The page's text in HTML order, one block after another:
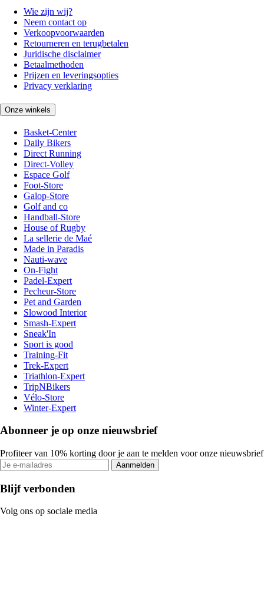
Wie zijn wij?
Neem contact op
Verkoopvoorwaarden
Retourneren en terugbetalen
Juridische disclaimer
Betaalmethoden
Prijzen en leveringsopties
Privacy verklaring
Onze winkels
Basket-Center
Daily Bikers
Direct Running
Direct-Volley
Espace Golf
Foot-Store
Galop-Store
Golf and co
Handball-Store
House of Rugby
La sellerie de Maé
Made in Paradis
Nauti-wave
On-Fight
Padel-Expert
Pecheur-Store
Pet and Garden
Slowood Interior
Smash-Expert
Sneak'In
Sport is good
Training-Fit
Trek-Expert
Triathlon-Expert
TripNBikers
Vélo-Store
Winter-Expert
Abonneer je op onze nieuwsbrief
Profiteer van 10% korting door je aan te melden voor onze nieuwsbrief
Aanmelden
Blijf verbonden
Volg ons op sociale media